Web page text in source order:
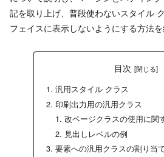
記を取り上げ、普段使わないスタイル
フェイスに表示しないようにする方法を
目次
汎用スタイル クラス
印刷出力用の汎用クラス
改ページクラスの使用に関
見出しレベルの例
要素への汎用クラスの割り当